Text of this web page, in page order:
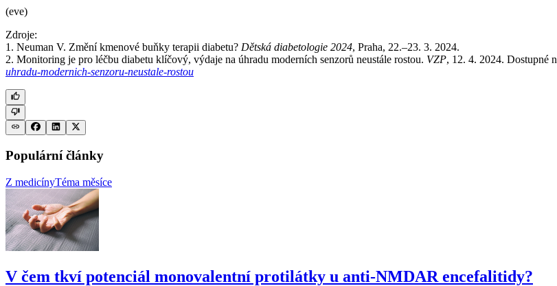
(eve)
Zdroje:
1. Neuman V. Změní kmenové buňky terapii diabetu? Dětská diabetologie 2024, Praha, 22.–23. 3. 2024.
2. Monitoring je pro léčbu diabetu klíčový, výdaje na úhradu moderních senzorů neustále rostou. VZP, 12. 4. 2024. Dostupné
uhradu-modernich-senzoru-neustale-rostou
Populární články
Z medicínyTéma měsíce
V čem tkví potenciál monovalentní protilátky u anti-NMDAR encefalitidy?